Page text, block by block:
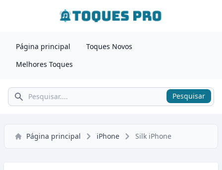
Página principal
Toques Novos
Melhores Toques
Pesquisar Pesquisar
Página principal iPhone Silk iPhone